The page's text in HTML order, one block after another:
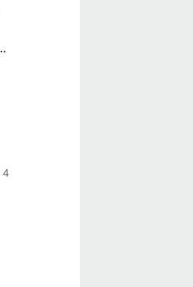
4